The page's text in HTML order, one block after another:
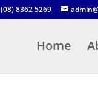
(08) 8362 5269
Home